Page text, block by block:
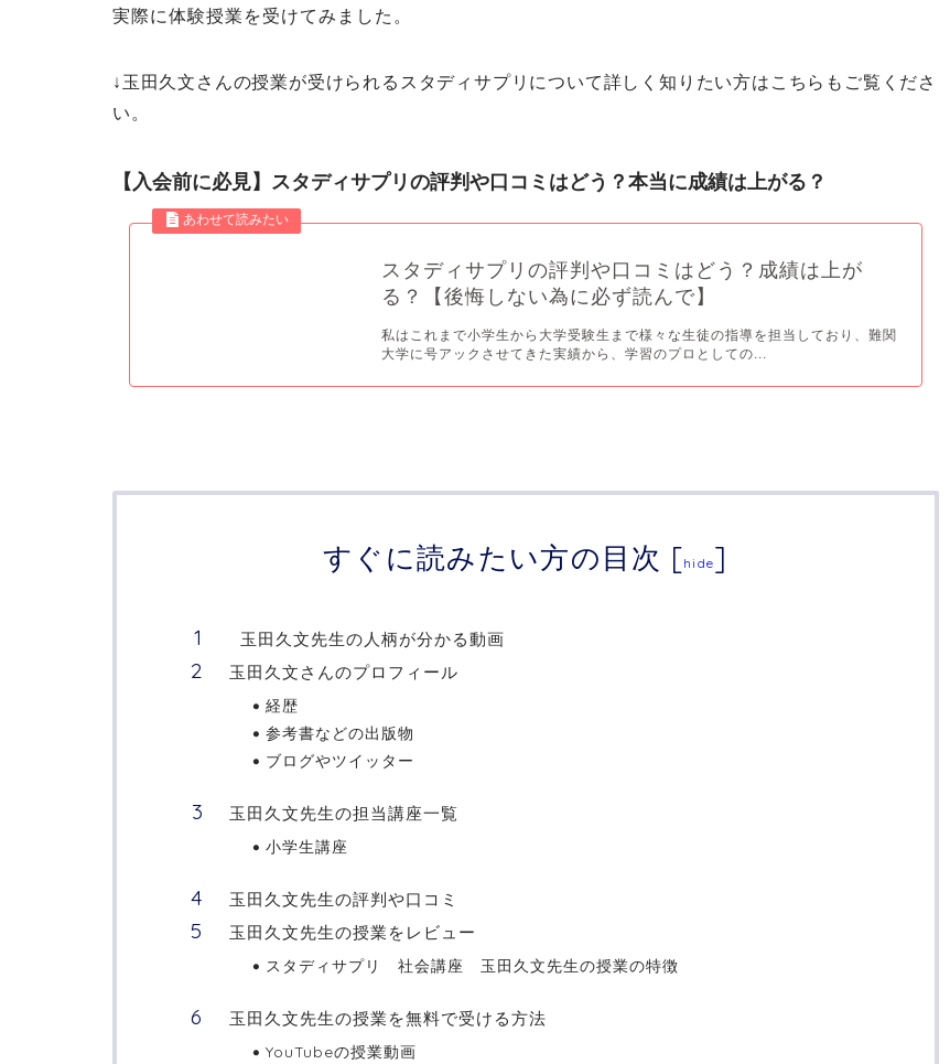
実際に体験授業を受けてみました。
↓玉田久文さんの授業が受けられるスタディサプリについて詳しく知りたい方はこちらもご覧くださ
い。
【入会前に必見】スタディサプリの評判や口コミはどう？本当に成績は上がる？
スタディサプリの評判や口コミはどう？成績は上が
る？【後悔しない為に必ず読んで】
私はこれまで小学生から大学受験生まで様々な生徒の指導を担当しており、難関
大学に号アックさせてきた実績から、学習のプロとしての...
すぐに読みたい方の目次 [hide]
玉田久文先生の人柄が分かる動画
玉田久文さんのプロフィール
経歴
参考書などの出版物
ブログやツイッター
玉田久文先生の担当講座一覧
小学生講座
玉田久文先生の評判や口コミ
玉田久文先生の授業をレビュー
スタディサプリ 社会講座 玉田久文先生の授業の特徴
玉田久文先生の授業を無料で受ける方法
YouTubeの授業動画